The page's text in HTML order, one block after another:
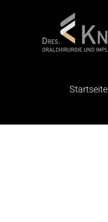
Startseite